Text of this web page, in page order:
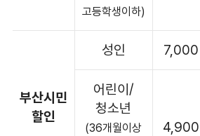
고등학생이하)
부산시민
할인
성인 7,000
어린이/
청소년
(36개월이상
4,900